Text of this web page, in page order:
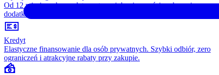
Od 12 miesięcy, bez opłaty wstępnej, konieczności wykupu i
dodatkowych kosztów. Wszystko w cenie raty.
Kredyt
Elastyczne finansowanie dla osób prywatnych. Szybki odbiór, zero
ograniczeń i atrakcyjne rabaty przy zakupie.